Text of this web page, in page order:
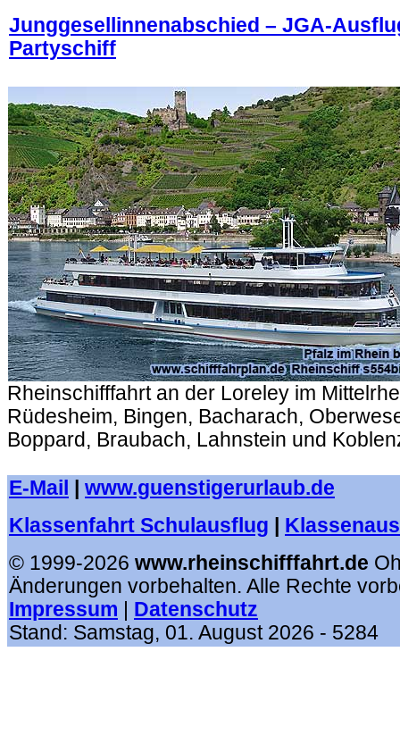
Junggesellinnenabschied – JGA-
Partyschiff
Rheinschifffahrt an der Loreley im
Rüdesheim, Bingen, Bacharach,
Boppard, Braubach, Lahnstein und
E-Mail
www.guenstigerurlaub.de
Klassenfahrt Schulausflug
© 1999-2026 www.rheinschifffahrt.de
Änderungen vorbehalten. Alle Rechte
Impressum
Datenschutz
Stand: Samstag, 01. August 2026 - 5284